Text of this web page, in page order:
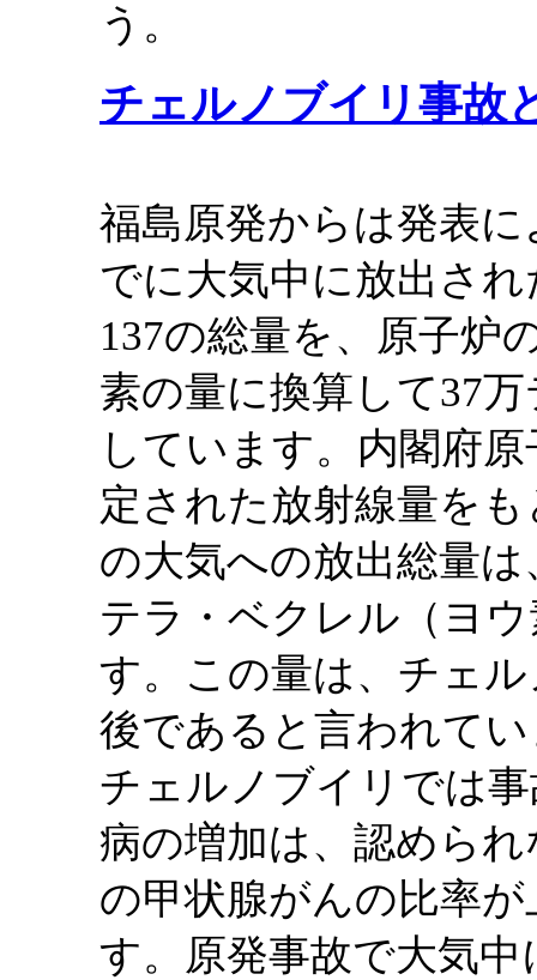
う。
チェルノブイリ事故
福島原発からは発表
でに大気中に放出さ
137の総量を、原子炉
素の量に換算して37
しています。内閣府
定された放射線量を
の大気への放出総量
テラ・ベクレル（ヨ
す。この量は、チェ
後であると言われて
チェルノブイリでは
病の増加は、認めら
の甲状腺がんの比率
す。原発事故で大気